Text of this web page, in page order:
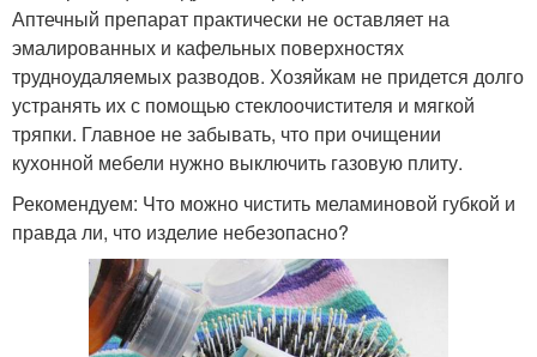
Аптечный препарат практически не оставляет на
эмалированных и кафельных поверхностях
трудноудаляемых разводов. Хозяйкам не придется долго
устранять их с помощью стеклоочистителя и мягкой
тряпки. Главное не забывать, что при очищении
кухонной мебели нужно выключить газовую плиту.
Рекомендуем: Что можно чистить меламиновой губкой и
правда ли, что изделие небезопасно?